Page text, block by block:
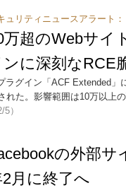
ュリティニュースアラート：
万超のWebサ
ンに深刻なRCE
ラグイン「ACF Extended
れた。影響範囲は10万以上
5）
の外部サ
月に終了へ